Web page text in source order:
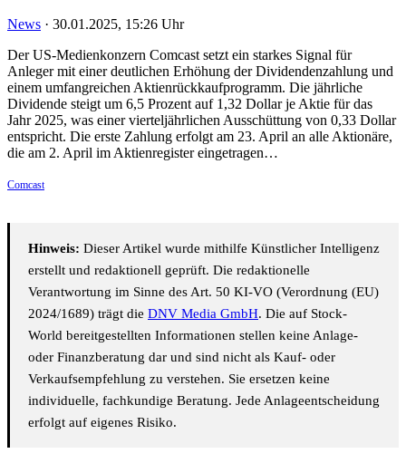
News · 30.01.2025, 15:26 Uhr
Der US-Medienkonzern Comcast setzt ein starkes Signal für
Anleger mit einer deutlichen Erhöhung der Dividendenzahlung und
einem umfangreichen Aktienrückkaufprogramm. Die jährliche
Dividende steigt um 6,5 Prozent auf 1,32 Dollar je Aktie für das
Jahr 2025, was einer vierteljährlichen Ausschüttung von 0,33 Dollar
entspricht. Die erste Zahlung erfolgt am 23. April an alle Aktionäre,
die am 2. April im Aktienregister eingetragen…
Comcast
Hinweis: Dieser Artikel wurde mithilfe Künstlicher Intelligenz
erstellt und redaktionell geprüft. Die redaktionelle
Verantwortung im Sinne des Art. 50 KI-VO (Verordnung (EU)
2024/1689) trägt die DNV Media GmbH. Die auf Stock-
World bereitgestellten Informationen stellen keine Anlage-
oder Finanzberatung dar und sind nicht als Kauf- oder
Verkaufsempfehlung zu verstehen. Sie ersetzen keine
individuelle, fachkundige Beratung. Jede Anlageentscheidung
erfolgt auf eigenes Risiko.